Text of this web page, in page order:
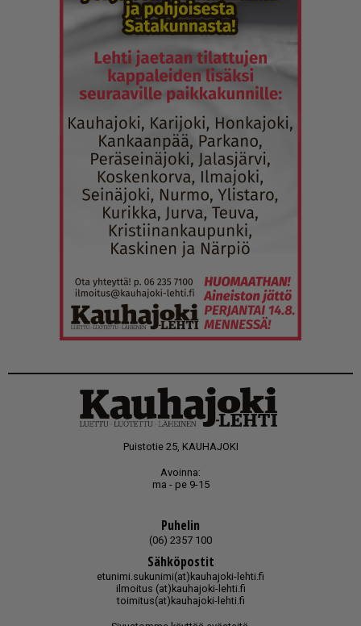
Puistotie 25, KAUHAJOKI
Avoinna:
ma - pe 9-15
Puhelin
(06) 2357 100
Sähköpostit
etunimi.sukunimi(at)kauhajoki-lehti.fi
ilmoitus (at)kauhajoki-lehti.fi
toimitus(at)kauhajoki-lehti.fi